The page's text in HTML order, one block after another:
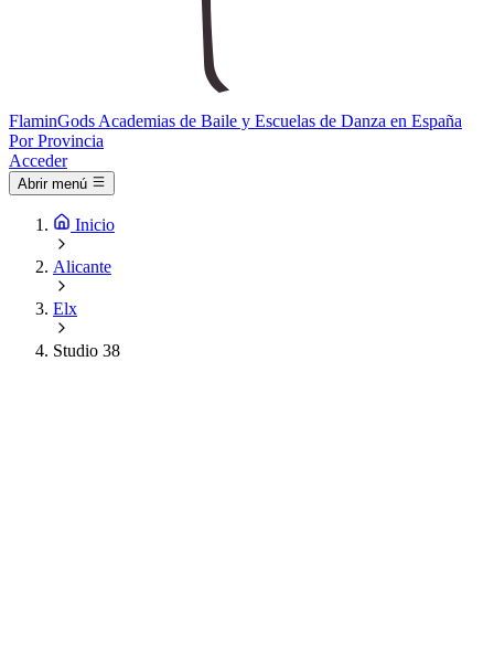
FlaminGods Academias de Baile y Escuelas de Danza en España
Por Provincia
Acceder
Abrir menú
Inicio
Alicante
Elx
Studio 38